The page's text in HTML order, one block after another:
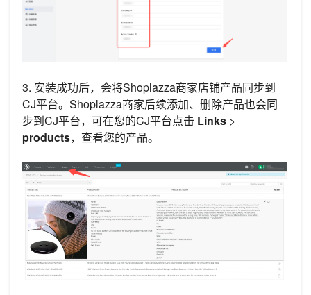
3. 安装成功后，会将Shoplazza商家店铺产品同步到
CJ平台。Shoplazza商家后续添加、删除产品也会同
步到CJ平台，可在您的CJ平台点击 Links >
products，查看您的产品。